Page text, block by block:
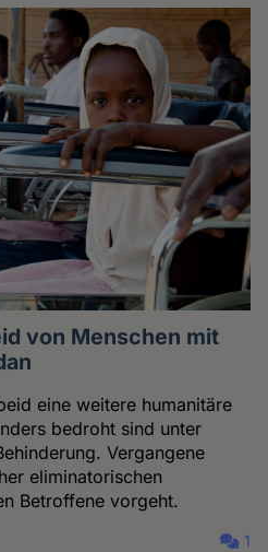
von Menschen mit
eine weitere humanitäre
bedroht sind unter
Vergangene
eliminatorischen
Betroffene vorgeht.
1